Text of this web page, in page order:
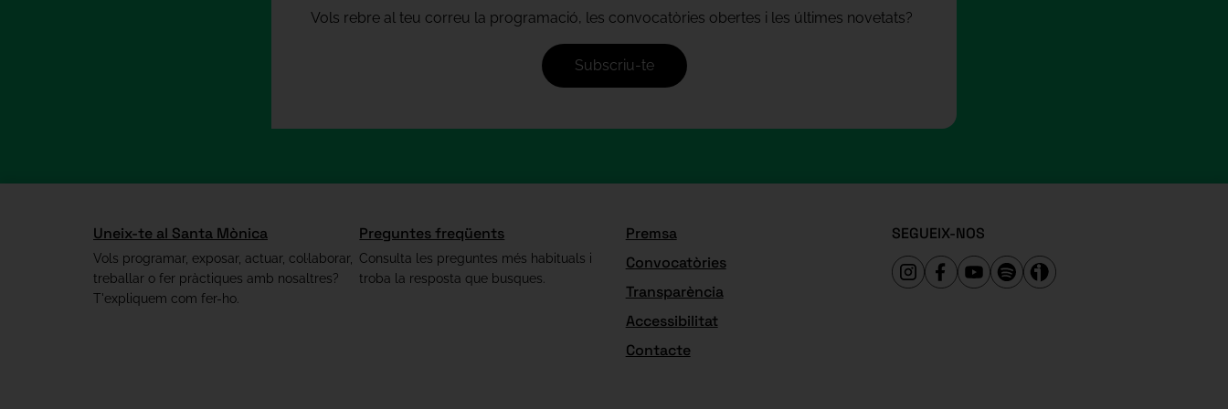
Vols rebre al teu correu la programació, les convocatòries obertes i les últimes novetats?
Subscriu-te
Uneix-te al Santa Mònica
Vols programar, exposar, actuar, col·laborar,
treballar o fer pràctiques amb nosaltres?
T'expliquem com fer-ho.
Preguntes freqüents
Consulta les preguntes més habituals i
troba la resposta que busques.
Premsa
Convocatòries
Transparència
Accessibilitat
Contacte
SEGUEIX-NOS